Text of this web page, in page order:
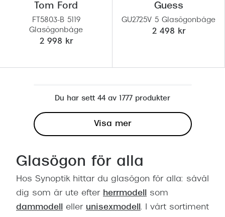
Tom Ford
FT5803-B 5119
Glasögonbåge
2 998 kr
Guess
GU2725V 5 Glasögonbåge
2 498 kr
Du har sett 44 av 1777 produkter
Visa mer
Glasögon för alla
Hos Synoptik hittar du glasögon för alla: såväl
dig som är ute efter herrmodell som
dammodell eller unisexmodell. I vårt sortiment